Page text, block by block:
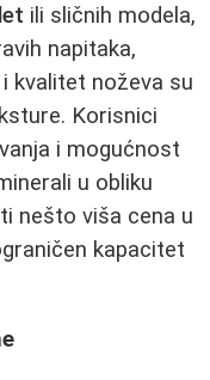
ili sličnih modela,
napitaka,
kvalitet noževa su
Korisnici
i mogućnost
u obliku
nešto viša cena u
kapacitet